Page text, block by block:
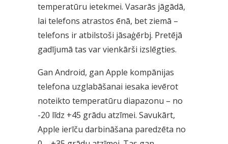
temperatūru ietekmei. Vasarās jāgādā,
lai telefons atrastos ēnā, bet ziemā –
telefons ir atbilstoši jāsaģērbj. Pretējā
gadījumā tas var vienkārši izslēgties.
Gan Android, gan Apple kompānijas
telefona uzglabāšanai iesaka ievērot
noteikto temperatūru diapazonu – no
-20 līdz +45 grādu atzīmei. Savukārt,
Apple ierīču darbināšana paredzēta no